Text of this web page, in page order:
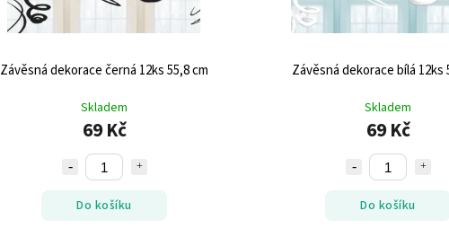
Závěsná dekorace černá 12ks 55,8 cm
Skladem
69 Kč
Do košíku
Závěsná dekorace bílá 12ks
Skladem
69 Kč
Do košíku